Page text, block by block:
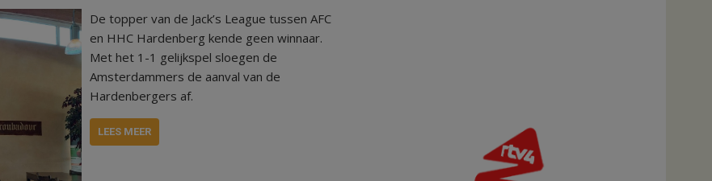
De topper van de Jack’s League tussen AFC
en HHC Hardenberg kende geen winnaar.
Met het 1-1 gelijkspel sloegen de
Amsterdammers de aanval van de
Hardenbergers af.
LEES MEER